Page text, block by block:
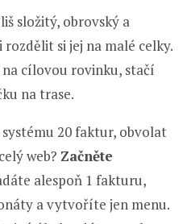
složitý, obrovský a
si jej na malé celky.
cílovou rovinku, stačí
na trase.
20 faktur, obvolat
web? Začněte
alespoň 1 fakturu,
a vytvoříte jen menu.